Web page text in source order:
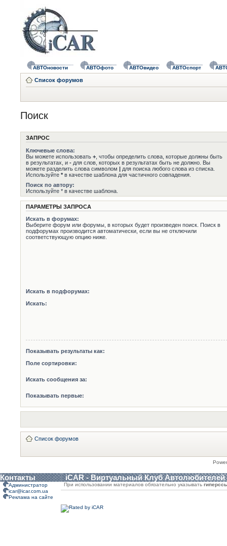
АВТОновости АВТОфото АВТОвидео АВТОспорт
Список форумов
Поиск
ЗАПРОС
Ключевые слова:
Вы можете использовать + , чтобы определить слова, которые должны быть
в результатах, и - для слов, которых в результатах быть не должно. Вы
можете разделить слова символом | для поиска любого слова из списка.
Используйте * в качестве шаблона для частичного совпадения.
Поиск по автору:
Используйте * в качестве шаблона.
ПАРАМЕТРЫ ЗАПРОСА
Искать в форумах:
Выберите форум или форумы, в которых будет произведен поиск. Поиск в
подфорумах производится автоматически, если вы не отключили
соответствующую опцию ниже.
Искать в подфорумах:
Искать:
Показывать результаты как:
Поле сортировки:
Искать сообщения за:
Показывать первые:
Список форумов
Контакты iCAR - Виртуальный Клуб Автолюбителей
Администратор
icar@icar.com.ua
Реклама на сайте
При использовании материалов обязательно указывать